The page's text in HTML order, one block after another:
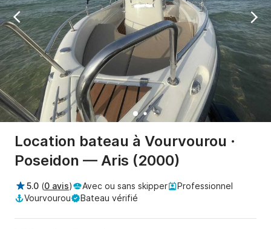
Location bateau à Vourvourou ·
Poseidon — Aris (2000)
5.0 (0 avis) Avec ou sans skipper
Professionnel
Vourvourou
Bateau vérifié